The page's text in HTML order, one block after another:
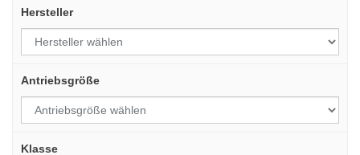
Hersteller
Antriebsgröße
Klasse